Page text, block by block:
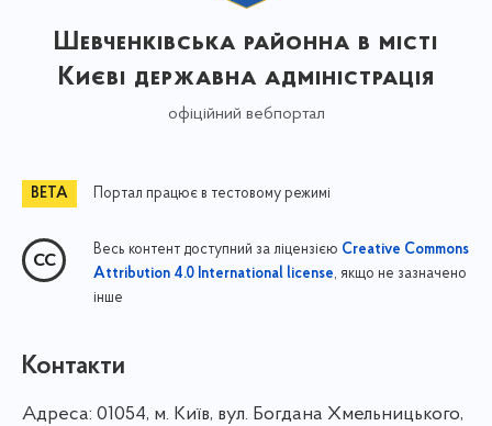
Шевченківська районна в місті
Києві державна адміністрація
офіційний вебпортал
Портал працює в тестовому режимі
Весь контент доступний за ліцензією Creative Commons
Attribution 4.0 International license, якщо не зазначено
інше
Контакти
Адреса: 01054, м. Київ, вул. Богдана Хмельницького,